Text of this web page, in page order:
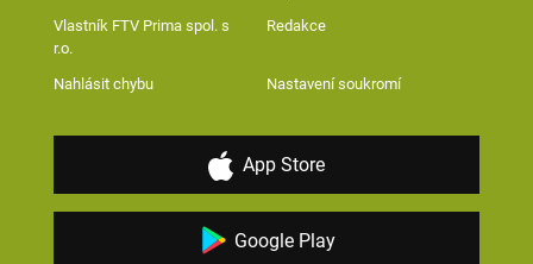
Vlastník FTV Prima spol. s
r.o.
Redakce
Nahlásit chybu Nastavení soukromí
App Store
Google Play